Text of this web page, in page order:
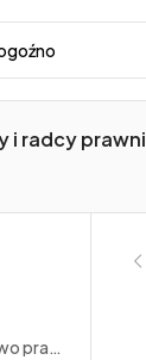
i radcy prawni
pracy